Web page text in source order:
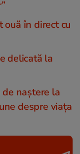
ouă în direct cu
delicată la
naștere la
despre viața